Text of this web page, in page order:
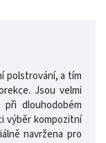
polstrování, a tím
Jsou velmi
dlouhodobém
výběr kompozitní
navržena pro